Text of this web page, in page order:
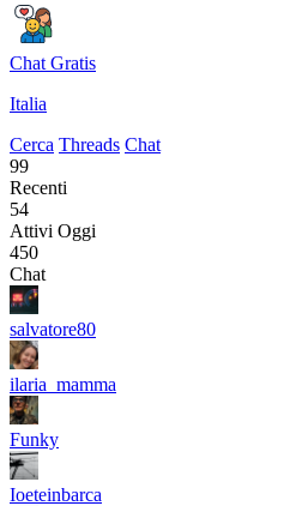
Chat Gratis
Italia
Cerca Threads Chat
99
Recenti
54
Attivi Oggi
450
Chat
salvatore80
ilaria_mamma
Funky
Ioeteinbarca